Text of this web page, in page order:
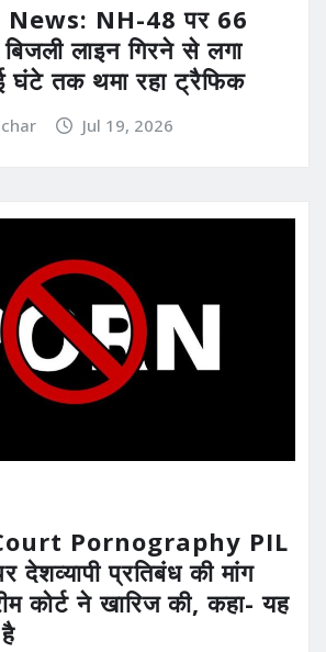
NH-48 पर 66
लाइन गिरने से लगा
घंटे तक थमा रहा ट्रैफिक
Jul 19, 2026
Pornography PIL
देशव्यापी प्रतिबंध की मांग
कोर्ट ने खारिज की, कहा- यह